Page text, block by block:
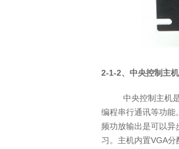
2-1-2、中央控制主机
中央控制主机
编程串行通讯等功能。
频功放输出是可以异
习。主机内置VGA分